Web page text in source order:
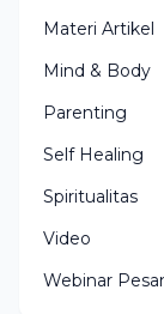
Materi Artikel
Mind & Body
Parenting
Self Healing
Spiritualitas
Video
Webinar